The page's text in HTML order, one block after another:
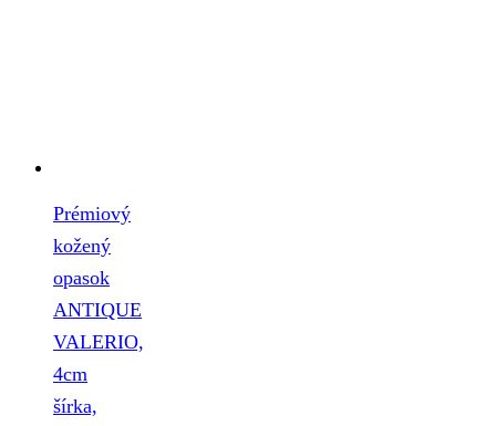
Prémiový
kožený
opasok
ANTIQUE
VALERIO,
4cm
šírka,